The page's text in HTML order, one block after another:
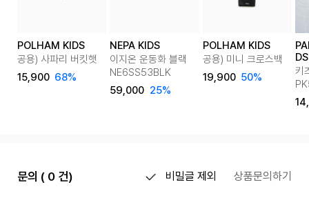
POLHAM KIDS
공용) 사파리 버킷햇
15,900 68%
NEPA KIDS
이지온 운동화 블랙
NE6SS53BLK
59,000 25%
POLHAM KIDS
공용) 미니 크로스백
19,900 50%
DS
키
문의 ( 0 건) 비밀글 제외 상품문의하기